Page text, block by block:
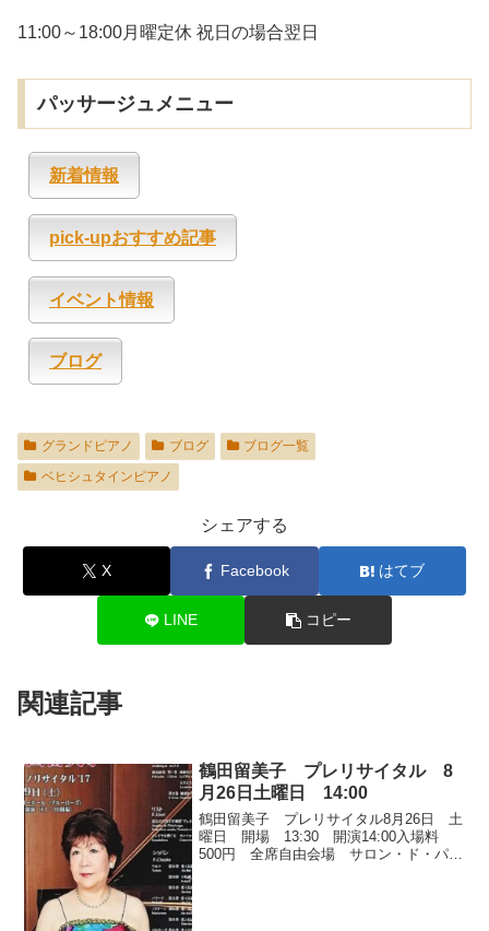
11:00～18:00月曜定休 祝日の場合翌日
パッサージュメニュー
新着情報
pick-upおすすめ記事
イベント情報
ブログ
グランドピアノ ブログ
ブログ一覧
ベヒシュタインピアノ
シェアする
X Facebook はてブ
LINE コピー
関連記事
鶴田留美子 プレリサイタル 8
月26日土曜日 14:00
鶴田留美子 プレリサイタル8月26日 土
曜日 開場 13:30 開演14:00入場料
500円 全席自由会場 サロン・ド・パッ